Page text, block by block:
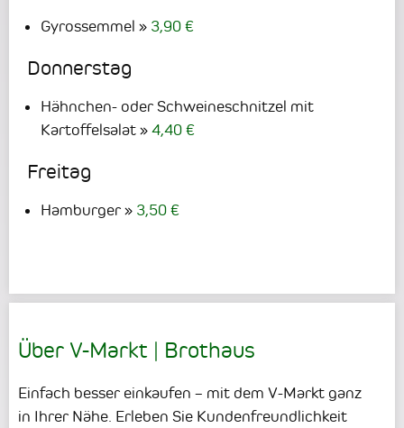
Gyrossemmel 3,90 €
Donnerstag
Hähnchen- oder Schweineschnitzel mit
Kartoffelsalat
4,40 €
Freitag
Hamburger 3,50 €
Über V-Markt | Brothaus
Einfach besser einkaufen – mit dem V-Markt ganz
in Ihrer Nähe. Erleben Sie Kundenfreundlichkeit